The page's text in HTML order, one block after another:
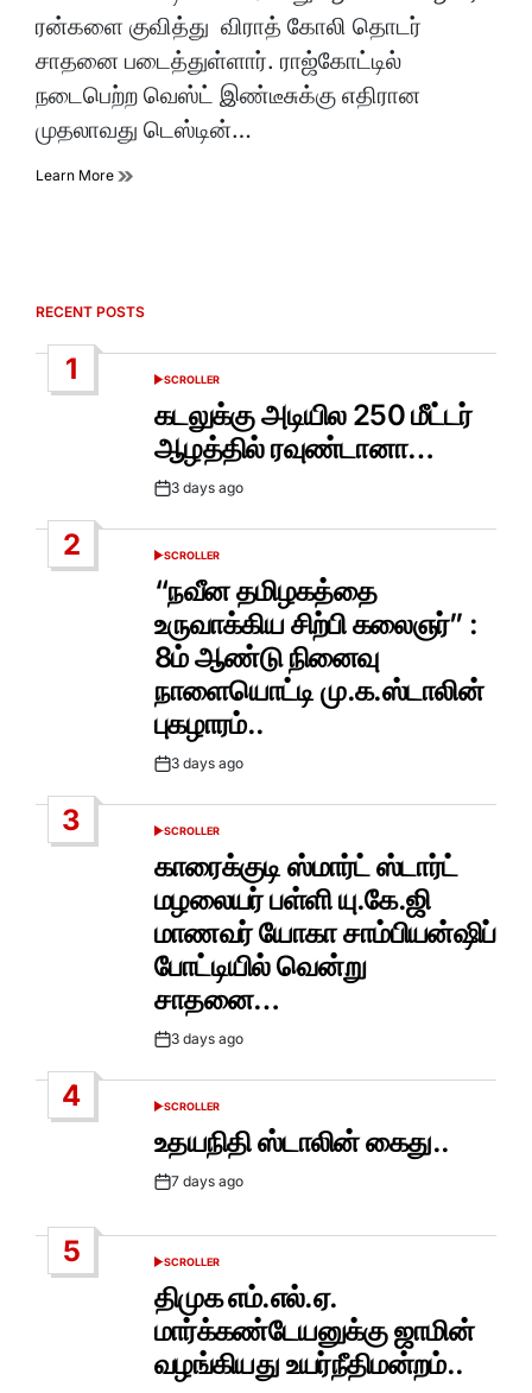
time
ரன்களை குவித்து விராத் கோலி தொடர்
சாதனை படைத்துள்ளார். ராஜ்கோட்டில்
நடைபெற்ற வெஸ்ட் இண்டீசுக்கு எதிரான
முதலாவது டெஸ்டின்…
Learn More
RECENT POSTS
1
POSTED
SCROLLER
கடலுக்கு அடியில 250 மீட்டர்
ஆழத்தில் ரவுண்டானா…
Post3 days ago
2
POSTED
IN
SCROLLER
“நவீன தமிழகத்தை
உருவாக்கிய சிற்பி கலைஞர்” :
8ம் ஆண்டு நினைவு
நாளையொட்டி மு.க.ஸ்டாலின்
புகழாரம்..
Post3 days ago
3
POSTED
SCROLLER
காரைக்குடி ஸ்மார்ட் ஸ்டார்ட்
மழலையர் பள்ளி யு.கே.ஜி
மாணவர் யோகா சாம்பியன்ஷிப்
போட்டியில் வென்று
சாதனை…
Post3 days ago
4
POSTED
SCROLLER
உதயநிதி ஸ்டாலின் கைது..
Post7 days ago
5
POSTED
SCROLLER
திமுக எம்.எல்.ஏ.
மார்க்கண்டேயனுக்கு ஜாமின்
வழங்கியது உயர்நீதிமன்றம்..